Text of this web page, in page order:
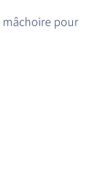
mâchoire pour